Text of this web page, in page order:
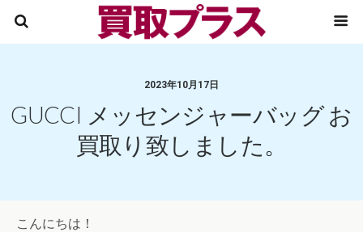
2023年10月17日
GUCCI メッセンジャーバッグ お
買取り致しました。
こんにちは！